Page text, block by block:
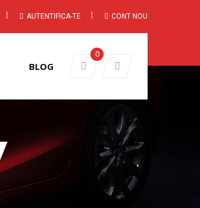
AUTENTIFICA-TE CONT NOU
0
BLOG